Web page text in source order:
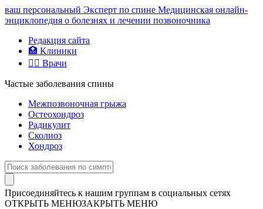
ваш персональный Эксперт по спине Медицинская онлайн-
энциклопедия о болезнях и лечении позвоночника
Редакция сайта
🏥 Клиники
👨‍⚕️ Врачи
Частые заболевания спины
Межпозвоночная грыжа
Остеохондроз
Радикулит
Сколиоз
Хондроз
Присоединяйтесь к нашим группам в социальных сетях
ОТКРЫТЬ МЕНЮЗАКРЫТЬ МЕНЮ